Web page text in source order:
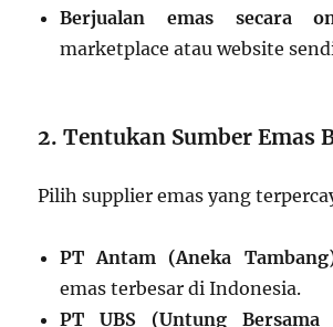
Berjualan emas secara
marketplace atau website
2. Tentukan Sumber Emas
Pilih supplier emas yang
PT Antam (Aneka
emas terbesar di Indonesia.
PT UBS (Untung Bersama